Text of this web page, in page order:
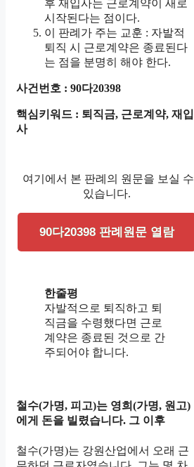
후 재입사는 근로계약이 새로
시작된다는 점이다.
이 판례가 주는 교훈 : 자발적
퇴직 시 근로계약은 종료된다
는 점을 분명히 해야 한다.
사건번호 : 90다20398
핵심키워드 : 퇴직금, 근로계약, 재입
사
여기에서 본 판례의 원문을 보실 수
있습니다.
90다20398 판례원문 열람
한줄평
자발적으로 퇴직하고 퇴
직금을 수령했다면 근로
계약은 종료된 것으로 간
주되어야 합니다.
철수(가명, 피고)는 영희(가명, 원고)
에게 돈을 빌렸습니다. 그 이후
철수(가명)는 강원산업에서 오래 근